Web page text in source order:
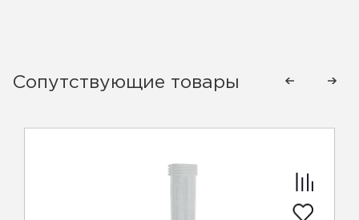
Сопутствующие товары